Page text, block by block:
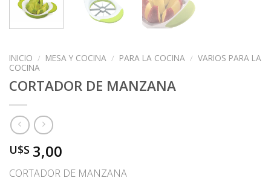
INICIO / MESA Y COCINA / PARA LA COCINA / VARIOS PARA LA
COCINA
CORTADOR DE MANZANA
U$S 3,00
CORTADOR DE MANZANA